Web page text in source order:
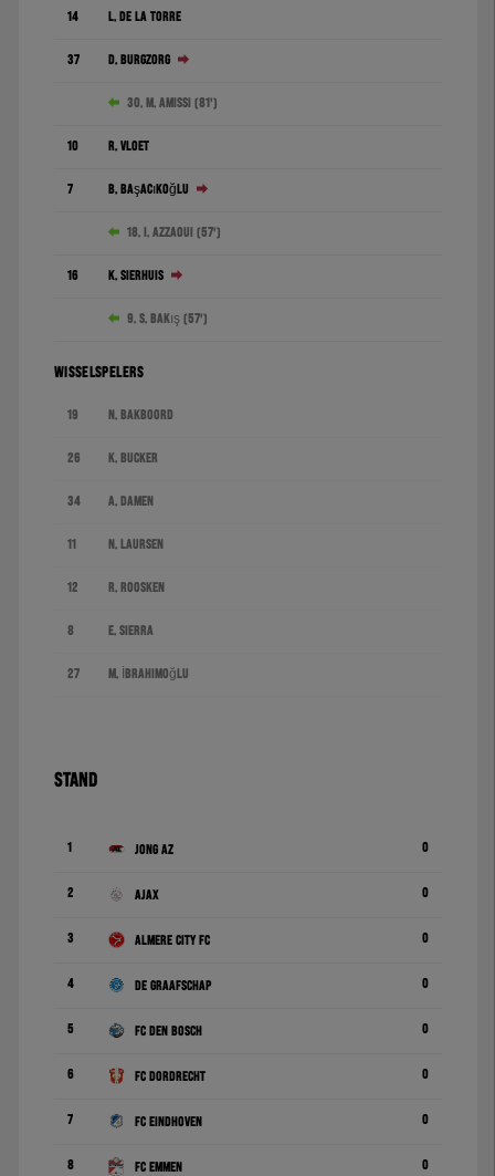
14 L. de la Torre
37 D. Burgzorg
30. M. Amissi (81')
10 R. Vloet
7 B. Başaçıkoğlu
18. I. Azzaoui (57')
16 K. Sierhuis
9. S. Bakış (57')
WISSELSPELERS
19 N. Bakboord
26 K. Bucker
34 A. Damen
11 N. Laursen
12 R. Roosken
8 E. Sierra
27 M. İbrahimoğlu
STAND
1 Jong AZ 0
2 Ajax 0
3 Almere City FC 0
4 De Graafschap 0
5 FC Den Bosch 0
6 FC Dordrecht 0
7 FC Eindhoven 0
8 FC Emmen 0